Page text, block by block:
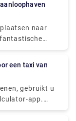
op de
van de reis.
naar
is wandelen
Als u
en
netwerk en
gebruikt u
app.
Barcelona